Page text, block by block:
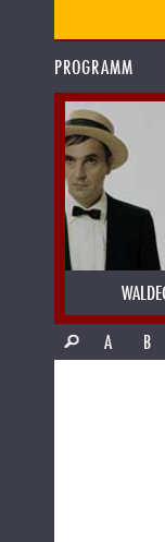
PROGRAMM
A
B